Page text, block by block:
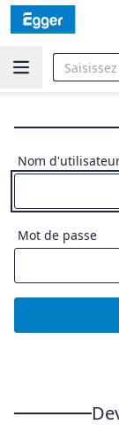
Nom
Mot de passe